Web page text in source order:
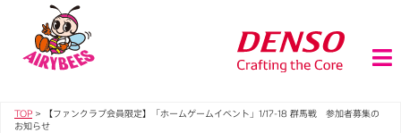
TOP >
【ファンクラブ会員限定】「ホームゲームイベント」1/17-18 群馬戦 参加者募集の
お知らせ